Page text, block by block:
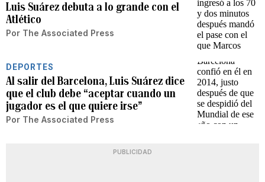
Luis Suárez debuta a lo grande con el
Atlético
Por The Associated Press
DEPORTES
Al salir del Barcelona, Luis Suárez dice
que el club debe “aceptar cuando un
jugador es el que quiere irse”
Por The Associated Press
PUBLICIDAD